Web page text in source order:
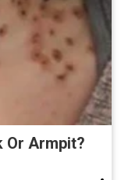
Or Armpit?